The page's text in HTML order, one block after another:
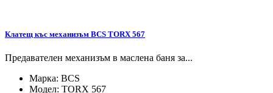
Клатещ къс механизъм BCS TORX 567
Предавателен механизъм в маслена баня за...
Марка: BCS
Модел: TORX 567